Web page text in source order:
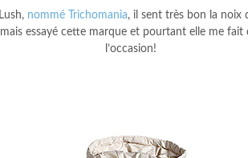
nommé Trichomania, il sent très bon la noix
essayé cette marque et pourtant elle me fait
l’occasion!